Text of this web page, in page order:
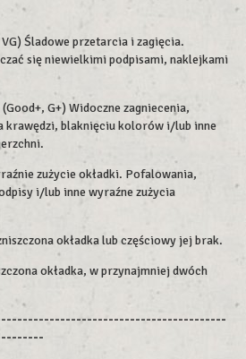
Śladowe przetarcia i zagięcia.
się niewielkimi podpisami, naklejkami
G+) Widoczne zagniecenia,
krawędzi, blaknięciu kolorów i/lub inne
zużycie okładki. Pofalowania,
i/lub inne wyraźne zużycia
okładka lub częściowy jej brak.
okładka, w przynajmniej dwóch